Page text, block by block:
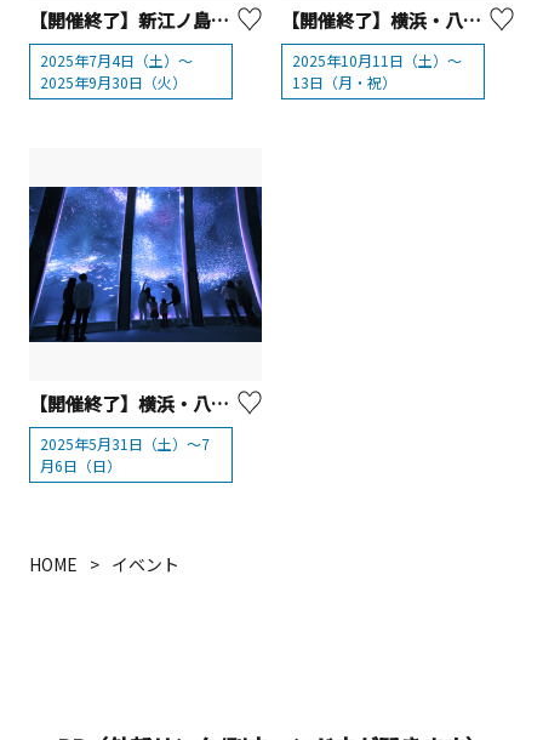
【開催終了】新江ノ島水族館 えのすい特別企画展「イルカとクジラ Coool Dolphin」
2025年7月4日（土）～
2025年9月30日（火）
【開催終了】横浜・八景島シーパラダイス『シーパラオータムフェス ‐海と音と笑顔の３日間‐』
2025年10月11日（土）～
13日（月・祝）
【開催終了】横浜・八景島シーパラダイス「スーパーイワシイリュージョン」
2025年5月31日（土）～7
月6日（日）
HOME イベント